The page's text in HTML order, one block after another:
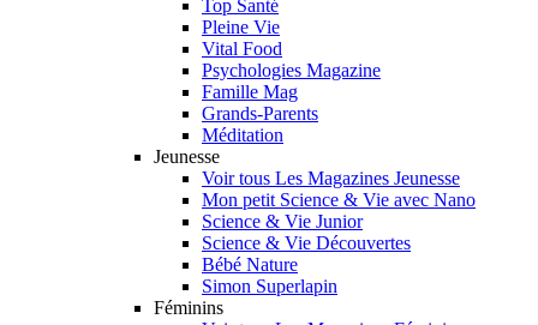
Top Santé
Pleine Vie
Vital Food
Psychologies Magazine
Famille Mag
Grands-Parents
Méditation
Jeunesse
Voir tous Les Magazines Jeunesse
Mon petit Science & Vie avec Nano
Science & Vie Junior
Science & Vie Découvertes
Bébé Nature
Simon Superlapin
Féminins